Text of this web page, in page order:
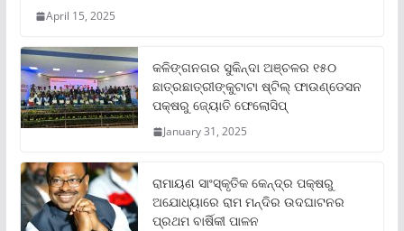
April 15, 2025
କଳିଙ୍ଗନଗର ସୁକିନ୍ଦା ଅଞ୍ଚଳର ୧୫୦
ଛାତ୍ରଛାତ୍ରୀଙ୍କୁଟାଟା ଷ୍ଟିଲ୍ ଫାଉଣ୍ଡେସନ
ପକ୍ଷରୁ ଜ୍ୟୋତି ଫେଲୋସିପ୍‌
January 31, 2025
ରାମାୟଣ ସାଂସ୍କୃତିକ କେନ୍ଦ୍ର ପକ୍ଷରୁ
ଅଯୋଧ୍ୟାରେ ରାମ ମନ୍ଦିର ଉଦଘାଟନର
ପ୍ରଥମ ବାର୍ଷିକୀ ପାଳନ